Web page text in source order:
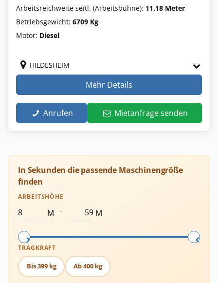
Arbeitsreichweite seitl. (Arbeitsbühne): 11.18 Meter
Betriebsgewicht: 6709 Kg
Motor: Diesel
HILDESHEIM
Mehr Details
Anrufen Mietanfrage senden
In Sekunden die passende Maschinengröße
finden
ARBEITSHÖHE
M - M
TRAGKRAFT
Bis 399 kg Ab 400 kg